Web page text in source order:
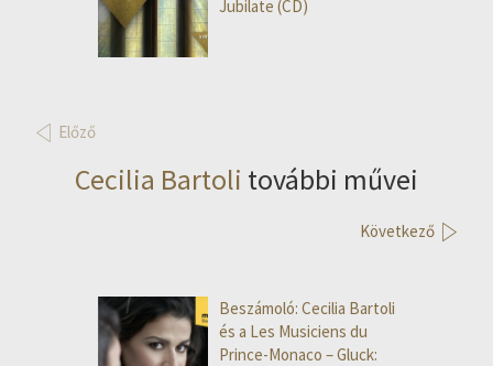
Jubilate (CD)
Előző
Cecilia Bartoli további művei
Következő
Beszámoló: Cecilia Bartoli
és a Les Musiciens du
Prince-Monaco – Gluck: